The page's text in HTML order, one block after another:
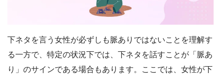
下ネタを言う女性が必ずしも脈ありではないことを理解す
る一方で、特定の状況下では、下ネタを話すことが「脈あ
り」のサインである場合もあります。ここでは、女性が下